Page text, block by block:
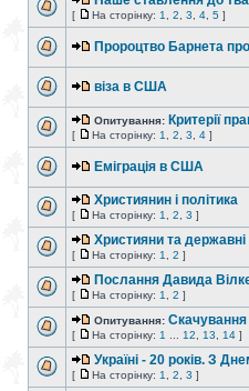
[ На сторінку: 1 2 3 4 5 ]
Пророцтво Барнета
віза в США
Опитування: Критерії
[ На сторінку: 1 2 3 4 ]
Еміграція в США
Християнин і політика
[ На сторінку: 1 2 3 ]
Християни та державні
[ На сторінку: 1 2 ]
Послання Давида
[ На сторінку: 1 2 ]
Опитування: Скачування
[ На сторінку: 1 12 13 14 ]
Україні - 20 років. З
[ На сторінку: 1 2 3 ]